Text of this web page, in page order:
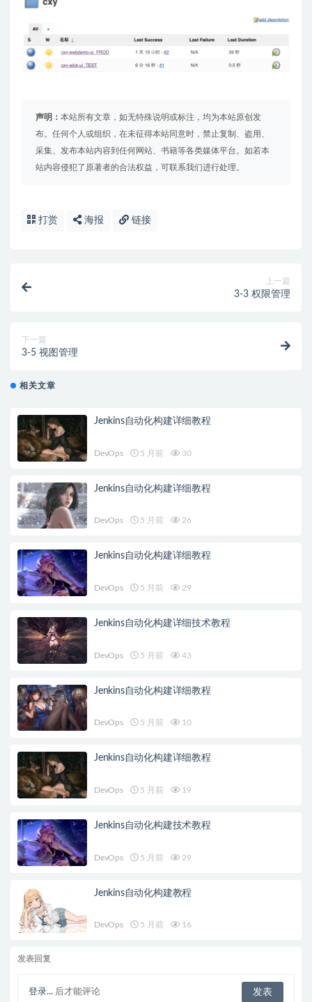
声明： 本站所有文章，如无特殊说明或标注，均为本站原创发
布。任何个人或组织，在未征得本站同意时，禁止复制、盗用、
采集、发布本站内容到任何网站、书籍等各类媒体平台。如若本
站内容侵犯了原著者的合法权益，可联系我们进行处理。
打赏 海报 链接
上一篇
3-3 权限管理
下一篇
3-5 视图管理
相关文章
Jenkins自动化构建详细教程
DevOps 5 月前 30
Jenkins自动化构建详细教程
DevOps 5 月前 26
Jenkins自动化构建详细教程
DevOps 5 月前 29
Jenkins自动化构建详细技术教程
DevOps 5 月前 43
Jenkins自动化构建详细教程
DevOps 5 月前 10
Jenkins自动化构建详细教程
DevOps 5 月前 19
Jenkins自动化构建技术教程
DevOps 5 月前 29
Jenkins自动化构建教程
DevOps 5 月前 16
发表回复
登录... 后才能评论